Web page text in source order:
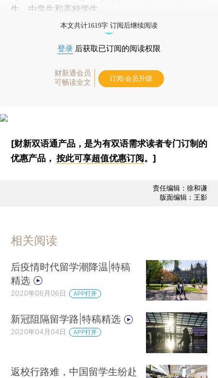
生、中学生和高校学生。
本文共计1619字 订阅后继续阅读
登录 后获取已订阅的阅读权限
财新通会员
可畅读全文
订阅/会员升级
[财新双语通产品，是为有双语需求读者专门订制的
优惠产品，按此可享超值优惠订阅 。]
责任编辑：徐和谦
版面编辑：王影
相关阅读
后疫情时代留学潮降温|特稿
精选
2020年06月06日 APP打开
新冠阻隔留学路|特稿精选
2020年04月04日 APP打开
返校行路难，中国留学生纷赴